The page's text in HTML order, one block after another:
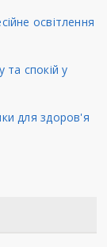
освітлення
та спокій у
для здоров'я